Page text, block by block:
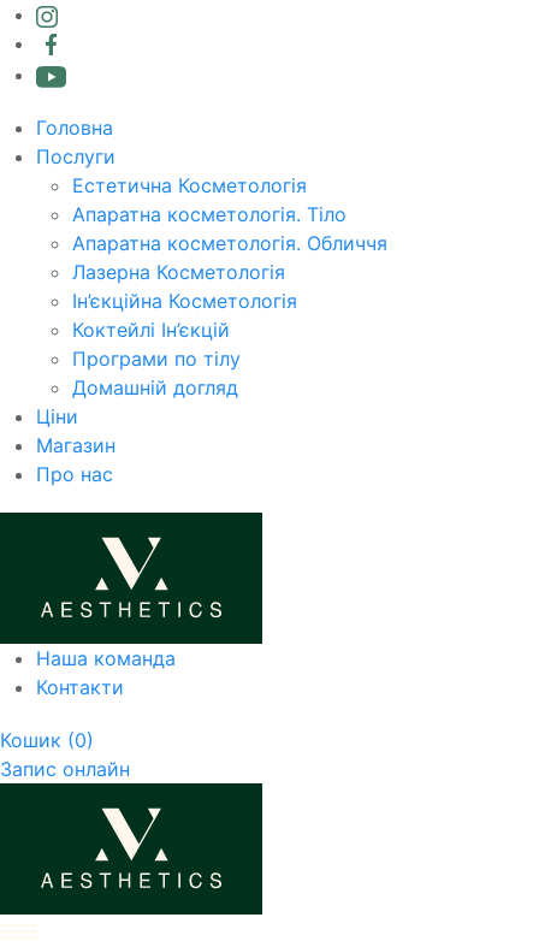
Головна
Послуги
Естетична Косметологія
Апаратна косметологія. Тіло
Апаратна косметологія. Обличчя
Лазерна Косметологія
Ін’єкційна Косметологія
Коктейлі Ін’єкцій
Програми по тілу
Домашній догляд
Ціни
Магазин
Про нас
Наша команда
Контакти
Кошик (0)
Запис онлайн